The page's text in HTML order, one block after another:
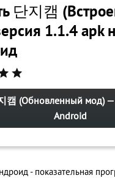
단지캠
1.1.4 apk
캠 (Обновленный мод) —
Android
- показательная